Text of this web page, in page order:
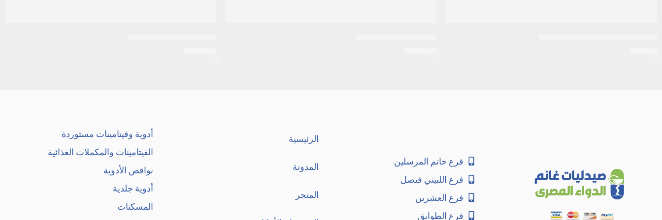
فرع خاتم المرسلين
فرع اللبيني فيصل
فرع العشرين
فرع الطوابق
الرئيسية
المدونة
المتجر
أدوية وفيتامينات مستوردة
الفيتامينات والمكملات الغذائية
نواقص الأدوية
أدوية جلدية
المسكنات